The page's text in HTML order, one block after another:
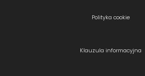
Polityka cookie
Klauzula informacyjna